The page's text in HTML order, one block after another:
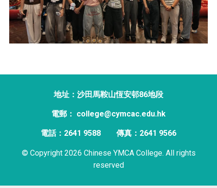
地址：沙田馬鞍山恆安邨86地段
電郵： college@cymcac.edu.hk
電話：2641 9588 傳真：2641 9566
© Copyright 2026 Chinese YMCA College. All rights
reserved